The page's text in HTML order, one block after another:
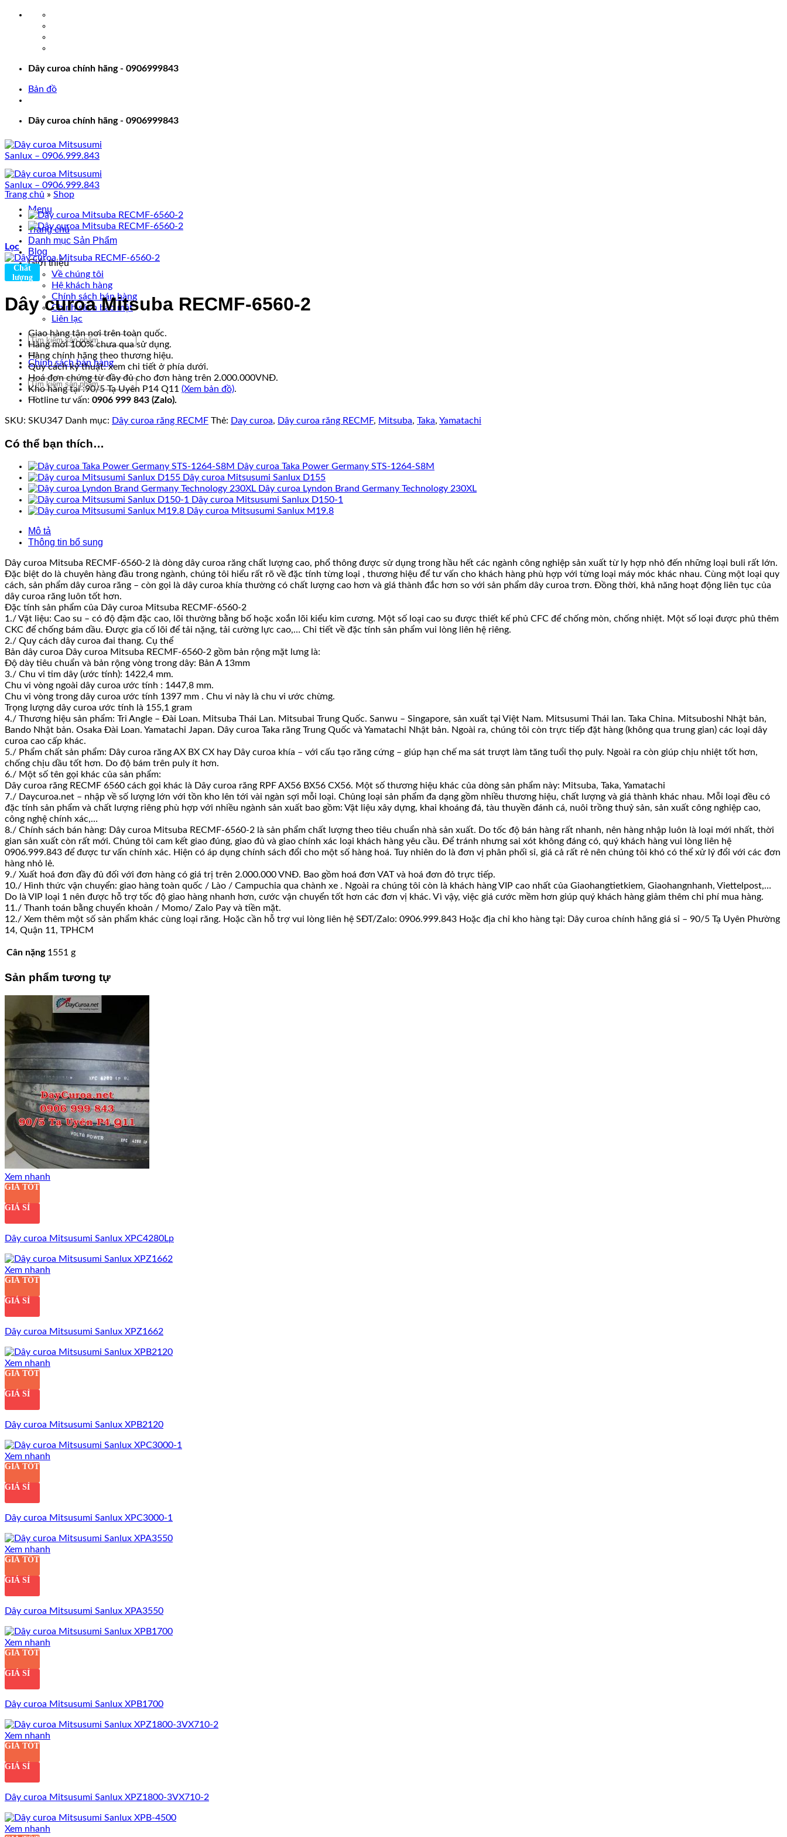
Dây curoa chính hãng - 0906999843
Bản đồ
Dây curoa chính hãng - 0906999843
Menu
Trang chủ
Danh mục Sản Phẩm
Blog
Giới thiệu
Về chúng tôi
Hệ khách hàng
Chính sách bán hàng
Chính sách bảo mật
Liên lạc
Tìm
kiếm:
Chính sách bán hàng
Tìm
kiếm:
Trang chủ » Shop
Lọc
Chất
lượng
Dây curoa Mitsuba RECMF-6560-2
Giao hàng tận nơi trên toàn quốc.
Hàng mới 100% chưa qua sử dụng.
Hàng chính hãng theo thương hiệu.
Quy cách kỹ thuật: xem chi tiết ở phía dưới.
Hoá đơn chứng từ đầy đủ cho đơn hàng trên 2.000.000VNĐ.
Kho hàng tại :90/5 Tạ Uyên P14 Q11 (Xem bản đồ).
Hotline tư vấn: 0906 999 843 (Zalo).
SKU: SKU347 Danh mục: Dây curoa răng RECMF Thẻ: Day curoa, Dây curoa răng RECMF, Mitsuba, Taka, Yamatachi
Có thể bạn thích…
Dây curoa Taka Power Germany STS-1264-S8M
Dây curoa Mitsusumi Sanlux D155
Dây curoa Lyndon Brand Germany Technology 230XL
Dây curoa Mitsusumi Sanlux D150-1
Dây curoa Mitsusumi Sanlux M19.8
Mô tả
Thông tin bổ sung
Dây curoa Mitsuba RECMF-6560-2 là dòng dây curoa răng chất lượng cao, phổ thông được sử dụng trong hầu hết các ngành công nghiệp sản xuất từ ly hợp nhỏ đến những loại buli rất lớn.
Đặc biệt do là chuyên hàng đầu trong ngành, chúng tôi hiểu rất rõ về đặc tính từng loại , thương hiệu để tư vấn cho khách hàng phù hợp với từng loại máy móc khác nhau. Cùng một loại quy
cách, sản phẩm dây curoa răng – còn gọi là dây curoa khía thường có chất lượng cao hơn và giá thành đắc hơn so với sản phẩm dây curoa trơn. Đồng thời, khả năng hoạt động liên tục của
dây curoa răng luôn tốt hơn.
Đặc tính sản phẩm của Dây curoa Mitsuba RECMF-6560-2
1./ Vật liệu: Cao su – có độ đậm đặc cao, lõi thường bằng bố hoặc xoắn lõi kiểu kim cương. Một số loại cao su được thiết kế phủ CFC để chống mòn, chống nhiệt. Một số loại được phủ thêm
CKC để chống bám dầu. Được gia cố lõi để tải nặng, tải cường lực cao,… Chi tiết về đặc tính sản phẩm vui lòng liên hệ riêng.
2./ Quy cách dây curoa đai thang. Cụ thể
Bản dây curoa Dây curoa Mitsuba RECMF-6560-2 gồm bản rộng mặt lưng là:
Độ dày tiêu chuẩn và bản rộng vòng trong dây: Bản A 13mm
3./ Chu vi tim dây (ước tính): 1422,4 mm.
Chu vi vòng ngoài dây curoa ước tính : 1447,8 mm.
Chu vi vòng trong dây curoa ước tính 1397 mm . Chu vi này là chu vi ước chừng.
Trọng lượng dây curoa ước tính là 155,1 gram
4./ Thương hiệu sản phẩm: Tri Angle – Đài Loan. Mitsuba Thái Lan. Mitsubai Trung Quốc. Sanwu – Singapore, sản xuất tại Việt Nam. Mitsusumi Thái lan. Taka China. Mitsuboshi Nhật bản,
Bando Nhật bản. Osaka Đài Loan. Yamatachi Japan. Dây curoa Taka răng Trung Quốc và Yamatachi Nhật bản. Ngoài ra, chúng tôi còn trực tiếp đặt hàng (không qua trung gian) các loại dây
curoa cao cấp khác.
5./ Phẩm chất sản phẩm: Dây curoa răng AX BX CX hay Dây curoa khía – với cấu tạo răng cứng – giúp hạn chế ma sát trượt làm tăng tuổi thọ puly. Ngoài ra còn giúp chịu nhiệt tốt hơn,
chống chịu dầu tốt hơn. Do độ bám trên puly ít hơn.
6./ Một số tên gọi khác của sản phẩm:
Dây curoa răng RECMF 6560 cách gọi khác là Dây curoa răng RPF AX56 BX56 CX56. Một số thương hiệu khác của dòng sản phẩm này: Mitsuba, Taka, Yamatachi
7./ Daycuroa.net – nhập về số lượng lớn với tồn kho lên tới vài ngàn sợi mỗi loại. Chủng loại sản phẩm đa dạng gồm nhiều thương hiệu, chất lượng và giá thành khác nhau. Mỗi loại đều có
đặc tính sản phẩm và chất lượng riêng phù hợp với nhiều ngành sản xuất bao gồm: Vật liệu xây dựng, khai khoáng đá, tàu thuyền đánh cá, nuôi trồng thuỷ sản, sản xuất công nghiệp cao,
công nghệ chính xác,…
8./ Chính sách bán hàng: Dây curoa Mitsuba RECMF-6560-2 là sản phẩm chất lượng theo tiêu chuẩn nhà sản xuất. Do tốc độ bán hàng rất nhanh, nên hàng nhập luôn là loại mới nhất, thời
gian sản xuất còn rất mới. Chúng tôi cam kết giao đúng, giao đủ và giao chính xác loại khách hàng yêu cầu. Để tránh nhưng sai xót không đáng có, quý khách hàng vui lòng liên hệ
0906.999.843 để được tư vấn chính xác. Hiện có áp dụng chính sách đổi cho một số hàng hoá. Tuy nhiên do là đơn vị phân phối sỉ, giá cả rất rẻ nên chúng tôi khó có thể xử lý đổi với các đơn
hàng nhỏ lẻ.
9./ Xuất hoá đơn đầy đủ đối với đơn hàng có giá trị trên 2.000.000 VNĐ. Bao gồm hoá đơn VAT và hoá đơn đỏ trực tiếp.
10./ Hình thức vận chuyển: giao hàng toàn quốc / Lào / Campuchia qua chành xe . Ngoài ra chúng tôi còn là khách hàng VIP cao nhất của Giaohangtietkiem, Giaohangnhanh, Viettelpost,…
Do là VIP loại 1 nên được hỗ trợ tốc độ giao hàng nhanh hơn, cước vận chuyển tốt hơn các đơn vị khác. Vì vậy, việc giá cước mềm hơn giúp quý khách hàng giảm thêm chi phí mua hàng.
11./ Thanh toán bằng chuyển khoản / Momo/ Zalo Pay và tiền mặt.
12./ Xem thêm một số sản phẩm khác cùng loại răng. Hoặc cần hỗ trợ vui lòng liên hệ SĐT/Zalo: 0906.999.843 Hoặc địa chỉ kho hàng tại: Dây curoa chính hãng giá sỉ – 90/5 Tạ Uyên Phường
14, Quận 11, TPHCM
Cân nặng 1551 g
Sản phẩm tương tự
Xem nhanh
GIÁ TỐT
GIÁ SỈ
Dây curoa Mitsusumi Sanlux XPC4280Lp
Xem nhanh
GIÁ TỐT
GIÁ SỈ
Dây curoa Mitsusumi Sanlux XPZ1662
Xem nhanh
GIÁ TỐT
GIÁ SỈ
Dây curoa Mitsusumi Sanlux XPB2120
Xem nhanh
GIÁ TỐT
GIÁ SỈ
Dây curoa Mitsusumi Sanlux XPC3000-1
Xem nhanh
GIÁ TỐT
GIÁ SỈ
Dây curoa Mitsusumi Sanlux XPA3550
Xem nhanh
GIÁ TỐT
GIÁ SỈ
Dây curoa Mitsusumi Sanlux XPB1700
Xem nhanh
GIÁ TỐT
GIÁ SỈ
Dây curoa Mitsusumi Sanlux XPZ1800-3VX710-2
Xem nhanh